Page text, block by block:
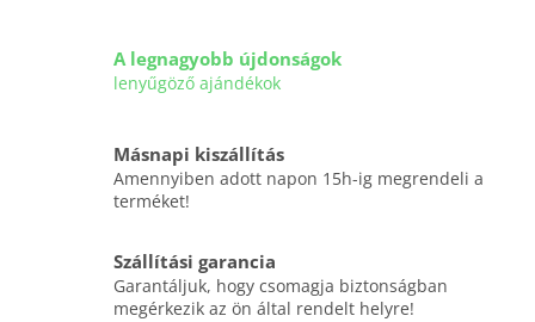
A legnagyobb újdonságok
lenyűgöző ajándékok
Másnapi kiszállítás
Amennyiben adott napon 15h-ig megrendeli a
terméket!
Szállítási garancia
Garantáljuk, hogy csomagja biztonságban
megérkezik az ön által rendelt helyre!